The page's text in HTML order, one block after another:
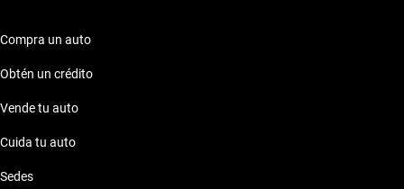
Compra un auto
Obtén un crédito
Vende tu auto
Cuida tu auto
Sedes